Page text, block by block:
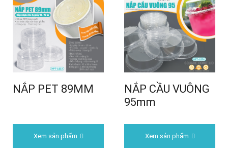
NẮP PET 89MM
Xem sản phẩm
NẮP CẦU VUÔNG
95mm
Xem sản phẩm